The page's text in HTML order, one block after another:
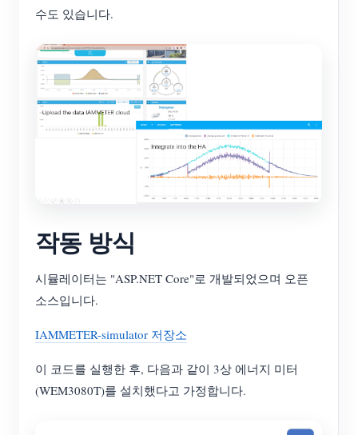
수도 있습니다.
작동 방식
시뮬레이터는 "ASP.NET Core"로 개발되었으며 오픈
소스입니다.
IAMMETER-simulator 저장소
이 코드를 실행한 후, 다음과 같이 3상 에너지 미터
(WEM3080T)를 설치했다고 가정합니다.